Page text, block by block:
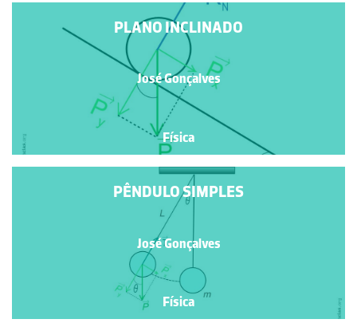
PLANO INCLINADO
José Gonçalves
Física
PÊNDULO SIMPLES
José Gonçalves
Física